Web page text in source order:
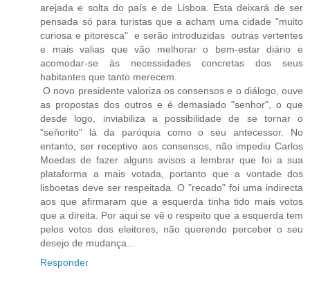
arejada e solta do país e de Lisboa. Esta deixará de ser
pensada só para turistas que a acham uma cidade "muito
curiosa e pitoresca" e serão introduzidas outras vertentes
e mais valias que vão melhorar o bem-estar diário e
acomodar-se às necessidades concretas dos seus
habitantes que tanto merecem.
O novo presidente valoriza os consensos e o diálogo, ouve
as propostas dos outros e é demasiado "senhor", o que
desde logo, inviabiliza a possibilidade de se tornar o
"señorito" lá da paróquia como o seu antecessor. No
entanto, ser receptivo aos consensos, não impediu Carlos
Moedas de fazer alguns avisos a lembrar que foi a sua
plataforma a mais votada, portanto que a vontade dos
lisboetas deve ser respeitada. O "recado" foi uma indirecta
aos que afirmaram que a esquerda tinha tido mais votos
que a direita. Por aqui se vê o respeito que a esquerda tem
pelos votos dos eleitores, não querendo perceber o seu
desejo de mudança...
Responder